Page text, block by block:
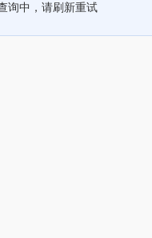
询中，请刷新重试